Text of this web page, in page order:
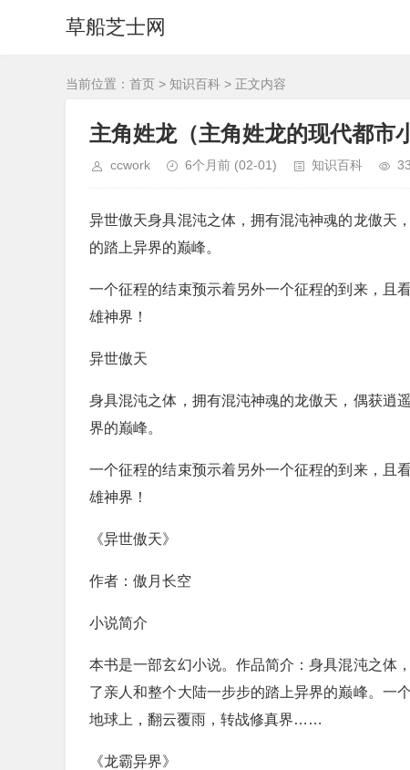
草船芝士网
当前位置： 首页 > 知识百科 > 正文内容
主角姓龙（主角姓龙的现代都市
ccwork 6个月前 (02-01) 知识百科
异世傲天身具混沌之体，拥有混沌神魂的龙傲天
的踏上异界的巅峰。
一个征程的结束预示着另外一个征程的到来，且
雄神界！
异世傲天
身具混沌之体，拥有混沌神魂的龙傲天，偶获逍
界的巅峰。
一个征程的结束预示着另外一个征程的到来，且
雄神界！
《异世傲天》
作者：傲月长空
小说简介
本书是一部玄幻小说。作品简介：身具混沌之体
了亲人和整个大陆一步步的踏上异界的巅峰。一
地球上，翻云覆雨，转战修真界……
《龙霸异界》